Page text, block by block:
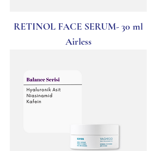
RETINOL FACE SERUM- 30 ml
Airless